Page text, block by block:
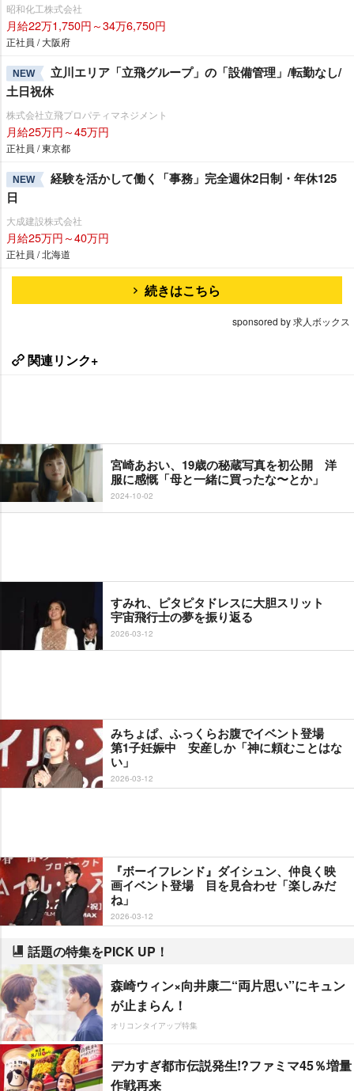
昭和化工株式会社
月給22万1,750円～34万6,750円
正社員 / 大阪府
NEW
立川エリア「立飛グループ」の「設備管理」/転勤なし/
土日祝休
株式会社立飛プロパティマネジメント
月給25万円～45万円
正社員 / 東京都
NEW
経験を活かして働く「事務」完全週休2日制・年休125
日
大成建設株式会社
月給25万円～40万円
正社員 / 北海道
続きはこちら
sponsored by 求人ボックス
関連リンク+
宮崎あおい、19歳の秘蔵写真を初公開 洋
服に感慨「母と一緒に買ったな〜とか」
2024-10-02
すみれ、ピタピタドレスに大胆スリット
宇宙飛行士の夢を振り返る
2026-03-12
みちょぱ、ふっくらお腹でイベント登場
第1子妊娠中 安産しか「神に頼むことはな
い」
2026-03-12
『ボーイフレンド』ダイシュン、仲良く映
画イベント登場 目を見合わせ「楽しみだ
ね」
2026-03-12
話題の特集をPICK UP！
森崎ウィン×向井康二“両片思い”にキュン
が止まらん！
オリコンタイアップ特集
デカすぎ都市伝説発生!?ファミマ45％増量
作戦再来